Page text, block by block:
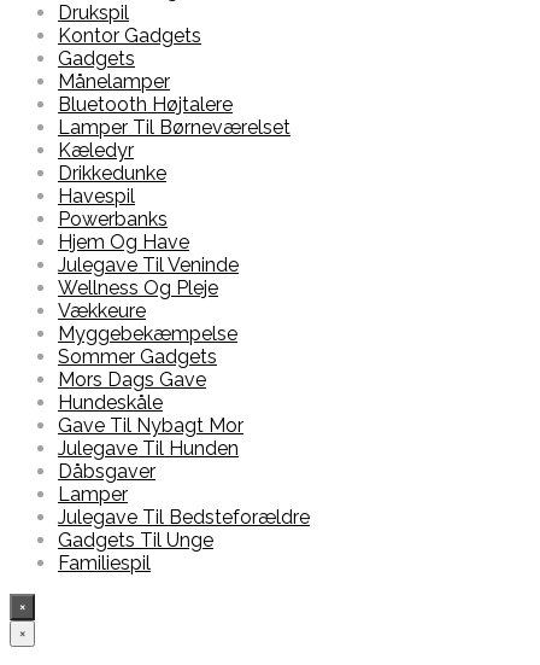
Drukspil
Kontor Gadgets
Gadgets
Månelamper
Bluetooth Højtalere
Lamper Til Børneværelset
Kæledyr
Drikkedunke
Havespil
Powerbanks
Hjem Og Have
Julegave Til Veninde
Wellness Og Pleje
Vækkeure
Myggebekæmpelse
Sommer Gadgets
Mors Dags Gave
Hundeskåle
Gave Til Nybagt Mor
Julegave Til Hunden
Dåbsgaver
Lamper
Julegave Til Bedsteforældre
Gadgets Til Unge
Familiespil
×
×